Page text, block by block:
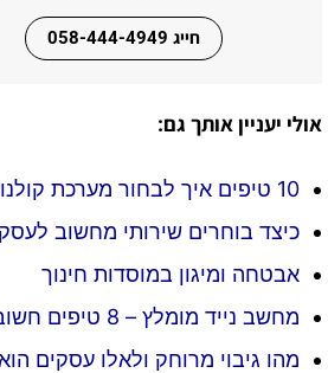
חייג 058-444-4949
אולי יעניין אותך גם:
10 טיפים איך לבחור מערכת קולנוע ביתית מומלצת
כיצד בוחרים שירותי מחשוב
אבטחה ומיגון במוסדות חינוך
מחשב נייד מומלץ – 8 טיפים חשובים
מהו גיבוי מרוחק ולאלו עסקים